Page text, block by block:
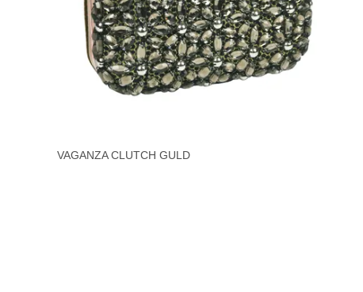
VAGANZA CLUTCH GULD